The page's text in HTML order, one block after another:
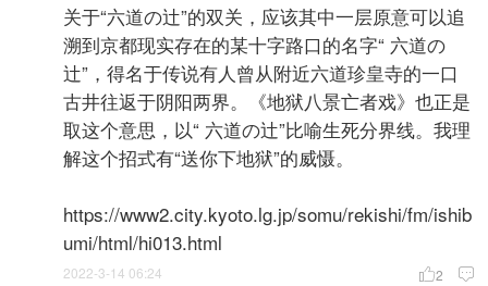
关于“六道の辻”的双关，应该其中一层原意可以追
溯到京都现实存在的某十字路口的名字“ 六道の
辻”，得名于传说有人曾从附近六道珍皇寺的一口
古井往返于阴阳两界。《地狱八景亡者戏》也正是
取这个意思，以“ 六道の辻”比喻生死分界线。我理
解这个招式有“送你下地狱”的威慑。
https://www2.city.kyoto.lg.jp/somu/rekishi/fm/ishib
umi/html/hi013.html
2 
2022-3-14 06:24